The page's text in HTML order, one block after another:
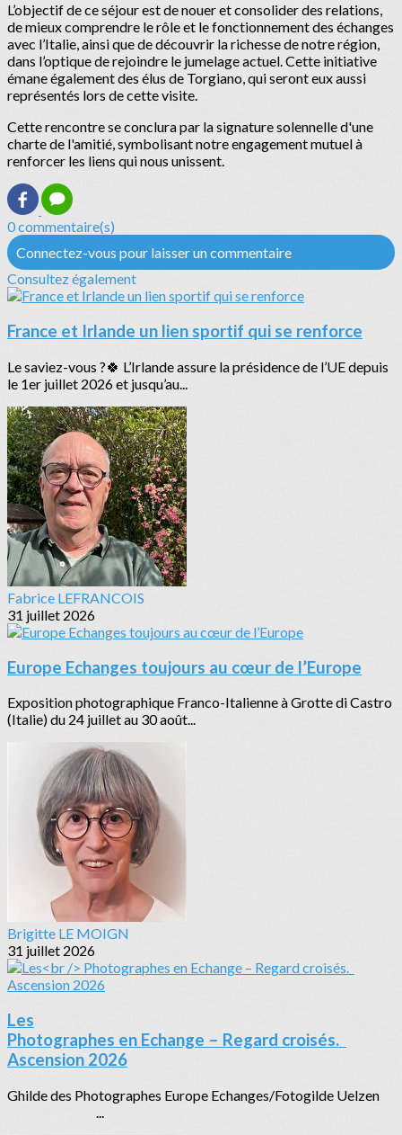
L’objectif de ce séjour est de nouer et consolider des relations,
de mieux comprendre le rôle et le fonctionnement des échanges
avec l’Italie, ainsi que de découvrir la richesse de notre région,
dans l’optique de rejoindre le jumelage actuel. Cette initiative
émane également des élus de Torgiano, qui seront eux aussi
représentés lors de cette visite.
Cette rencontre se conclura par la signature solennelle d'une
charte de l'amitié, symbolisant notre engagement mutuel à
renforcer les liens qui nous unissent.
0 commentaire(s)
Connectez-vous pour laisser un commentaire
Consultez également
France et Irlande un lien sportif qui se renforce
Le saviez-vous ?🍀 L’Irlande assure la présidence de l’UE depuis
le 1er juillet 2026 et jusqu’au...
Fabrice LEFRANCOIS
31 juillet 2026
Europe Echanges toujours au cœur de l’Europe
Exposition photographique Franco-Italienne à Grotte di Castro
(Italie) du 24 juillet au 30 août...
Brigitte LE MOIGN
31 juillet 2026
Les
Photographes en Echange – Regard croisés.
Ascension 2026
Ghilde des Photographes Europe Echanges/Fotogilde Uelzen